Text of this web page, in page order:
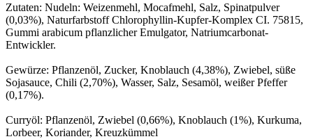
Zutaten: Nudeln: Weizenmehl, Mocafmehl, Salz, Spinatpulver
(0,03%), Naturfarbstoff Chlorophyllin-Kupfer-Komplex CI. 75815,
Gummi arabicum pflanzlicher Emulgator, Natriumcarbonat-
Entwickler.
Gewürze: Pflanzenöl, Zucker, Knoblauch (4,38%), Zwiebel, süße
Sojasauce, Chili (2,70%), Wasser, Salz, Sesamöl, weißer Pfeffer
(0,17%).
Curryöl: Pflanzenöl, Zwiebel (0,66%), Knoblauch (1%), Kurkuma,
Lorbeer, Koriander, Kreuzkümmel